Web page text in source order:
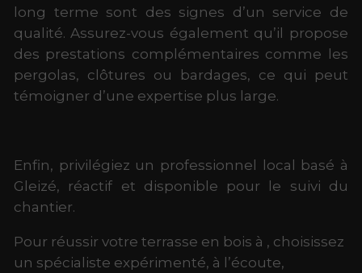
long terme sont des signes d’un service de
qualité. Assurez-vous également qu’il propose
des prestations complémentaires comme les
pergolas, clôtures ou bardages, ce qui peut
témoigner d’une expertise plus large.
Enfin, privilégiez un professionnel local basé à
Gleizé, réactif et disponible pour le suivi du
chantier.
Pour réussir votre terrasse en bois à , choisissez
un spécialiste expérimenté, à l’écoute,